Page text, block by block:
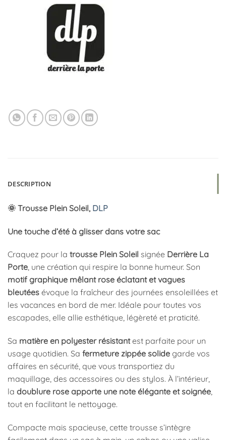
DESCRIPTION
🌞 Trousse Plein Soleil, DLP
Une touche d’été à glisser dans votre sac
Craquez pour la trousse Plein Soleil signée Derrière La
Porte, une création qui respire la bonne humeur. Son
motif graphique mêlant rose éclatant et vagues
bleutées évoque la fraîcheur des journées ensoleillées et
les vacances en bord de mer. Idéale pour toutes vos
escapades, elle allie esthétique, légèreté et praticité.
Sa matière en polyester résistantest parfaite pour un
usage quotidien. Sa fermeture zippée solide garde vos
affaires en sécurité, que vous transportiez du
maquillage, des accessoires ou des stylos. À l’intérieur,
la doublure rose apporte une note élégante et soignée,
tout en facilitant le nettoyage.
Compacte mais spacieuse, cette trousse s’intègre